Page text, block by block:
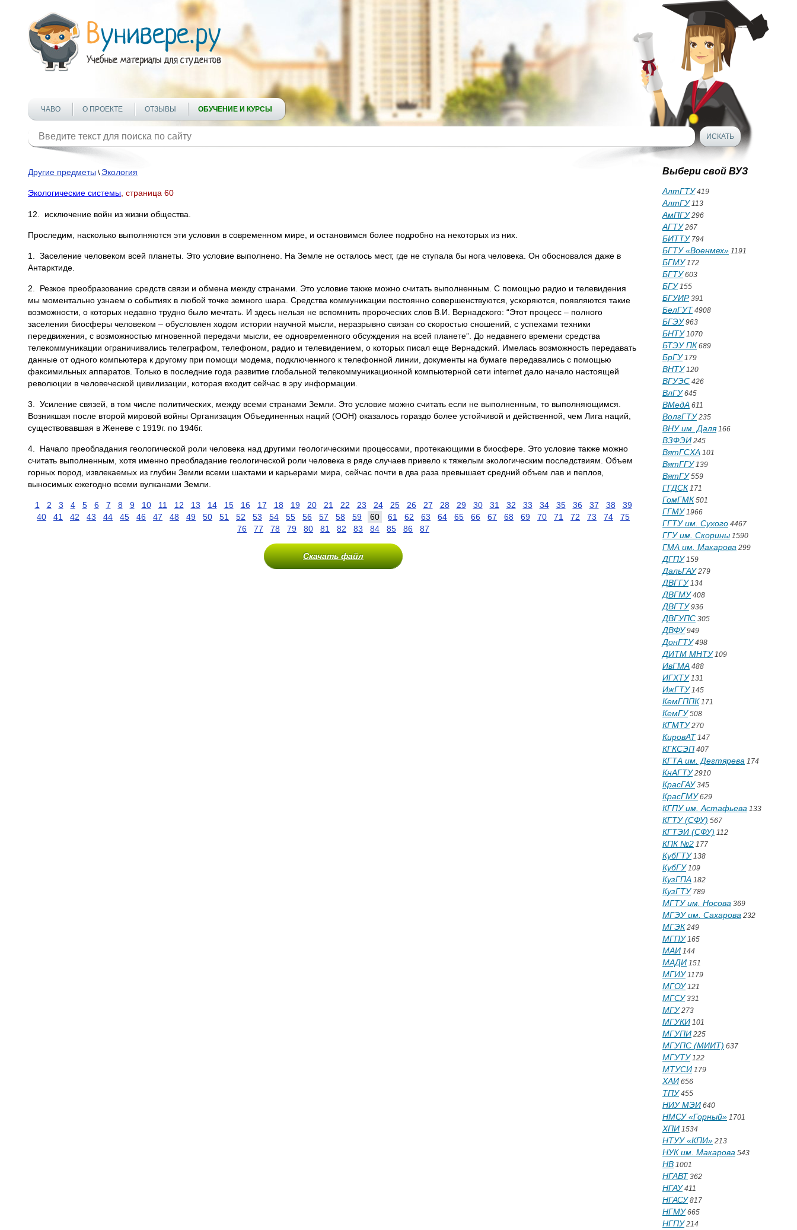
ЧАВО О ПРОЕКТЕ ОТЗЫВЫ ОБУЧЕНИЕ И КУРСЫ
Другие предметы \ Экология
Экологические системы , страница 60
12. исключение войн из жизни общества.
Проследим, насколько выполняются эти условия в современном мире, и остановимся более подробно на некоторых из них.
1. Заселение человеком всей планеты. Это условие выполнено. На Земле не осталось мест, где не ступала бы нога человека. Он обосновался даже в
Антарктиде.
2. Резкое преобразование средств связи и обмена между странами. Это условие также можно считать выполненным. С помощью радио и телевидения
мы моментально узнаем о событиях в любой точке земного шара. Средства коммуникации постоянно совершенствуются, ускоряются, появляются такие
возможности, о которых недавно трудно было мечтать. И здесь нельзя не вспомнить пророческих слов В.И. Вернадского: “Этот процесс – полного
заселения биосферы человеком – обусловлен ходом истории научной мысли, неразрывно связан со скоростью сношений, с успехами техники
передвижения, с возможностью мгновенной передачи мысли, ее одновременного обсуждения на всей планете”. До недавнего времени средства
телекоммуникации ограничивались телеграфом, телефоном, радио и телевидением, о которых писал еще Вернадский. Имелась возможность передавать
данные от одного компьютера к другому при помощи модема, подключенного к телефонной линии, документы на бумаге передавались с помощью
факсимильных аппаратов. Только в последние года развитие глобальной телекоммуникационной компьютерной сети internet дало начало настоящей
революции в человеческой цивилизации, которая входит сейчас в эру информации.
3. Усиление связей, в том числе политических, между всеми странами Земли. Это условие можно считать если не выполненным, то выполняющимся.
Возникшая после второй мировой войны Организация Объединенных наций (ООН) оказалось гораздо более устойчивой и действенной, чем Лига наций,
существовавшая в Женеве с 1919г. по 1946г.
4. Начало преобладания геологической роли человека над другими геологическими процессами, протекающими в биосфере. Это условие также можно
считать выполненным, хотя именно преобладание геологической роли человека в ряде случаев привело к тяжелым экологическим последствиям. Объем
горных пород, извлекаемых из глубин Земли всеми шахтами и карьерами мира, сейчас почти в два раза превышает средний объем лав и пеплов,
выносимых ежегодно всеми вулканами Земли.
1 2 3 4 5 6 7 8 9 10 11 12 13 14 15 16 17 18 19 20 21 22 23 24 25 26 27 28 29 30 31 32 33 34 35 36 37 38
39
40
41 42 43 44 45 46 47 48 49 50 51 52 53 54 55 56 57 58 59 60 61 62 63 64 65 66 67 68 69 70 71 72 73 74
75
76
77 78 79 80 81 82 83 84 85 86 87
Скачать файл
Выбери свой ВУЗ
АлтГТУ419
АлтГУ113
АмПГУ296
АГТУ267
БИТТУ794
БГТУ «Военмех» 1191
БГМУ172
БГТУ603
БГУ155
БГУИР391
БелГУТ 4908
БГЭУ963
БНТУ1070
БТЭУ ПК 689
БрГУ179
ВНТУ120
ВГУЭС 426
ВлГУ645
ВМедА 611
ВолгГТУ235
ВНУ им. Даля166
ВЗФЭИ 245
ВятГСХА 101
ВятГГУ139
ВятГУ559
ГГДСК 171
ГомГМК 501
ГГМУ1966
ГГТУ им. Сухого 4467
ГГУ им. Скорины 1590
ГМА им. Макарова 299
ДГПУ159
ДальГАУ279
ДВГГУ134
ДВГМУ408
ДВГТУ936
ДВГУПС 305
ДВФУ949
ДонГТУ498
ДИТМ МНТУ109
ИвГМА 488
ИГХТУ131
ИжГТУ145
КемГППК 171
КемГУ508
КГМТУ270
КировАТ 147
КГКСЭП 407
КГТА им. Дегтярева 174
КнАГТУ2910
КрасГАУ345
КрасГМУ629
КГПУ им. Астафьева 133
КГТУ (СФУ) 567
КГТЭИ (СФУ) 112
КПК №2 177
КубГТУ138
КубГУ109
КузГПА 182
КузГТУ789
МГТУ им. Носова 369
МГЭУ им. Сахарова 232
МГЭК 249
МГПУ165
МАИ 144
МАДИ 151
МГИУ1179
МГОУ121
МГСУ331
МГУ273
МГУКИ 101
МГУПИ 225
МГУПС (МИИТ) 637
МГУТУ122
МТУСИ 179
ХАИ 656
ТПУ455
НИУ МЭИ 640
НМСУ «Горный» 1701
ХПИ 1534
НТУУ «КПИ» 213
НУК им. Макарова 543
НВ 1001
НГАВТ 362
НГАУ411
НГАСУ817
НГМУ665
НГПУ214